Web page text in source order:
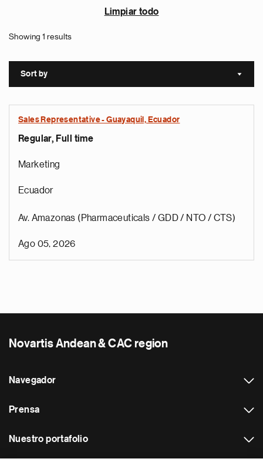
Limpiar todo
Showing 1 results
Sort by Sort
Sales Representative - Guayaquil, Ecuador
Regular, Full time
Marketing
Ecuador
Av. Amazonas (Pharmaceuticals / GDD / NTO / CTS)
Ago 05, 2026
Novartis Andean & CAC region
Navegador
Prensa
Nuestro portafolio